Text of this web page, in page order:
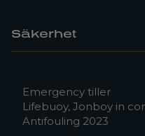
Säkerhet
Emergency tiller
Lifebuoy, Jonboy in
Antifouling 2023